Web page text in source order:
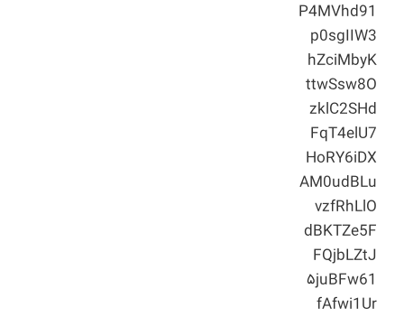
P4MVhd91
p0sgIIW3
hZciMbyK
ttwSsw8O
zklC2SHd
FqT4elU7
HoRY6iDX
AM0udBLu
vzfRhLlO
dBKTZe5F
FQjbLZtJ
۵juBFw61
fAfwi1Ur